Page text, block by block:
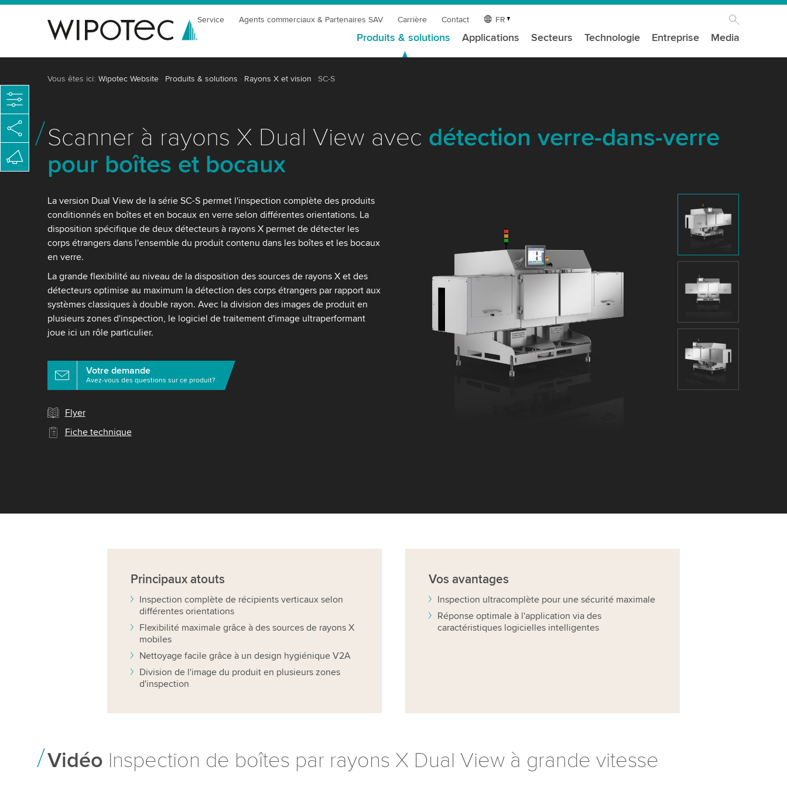
Service Agents commerciaux & Partenaires SAV Carrière Contact FR
Produits & solutions Applications Secteurs Technologie Entreprise Media
Vous êtes ici: Wipotec Website Produits & solutions Rayons X et vision SC-S
Scanner à rayons X Dual View avec détection verre-dans-verre
pour boîtes et bocaux
La version Dual View de la série SC-S permet l'inspection complète des produits
conditionnés en boîtes et en bocaux en verre selon différentes orientations. La
disposition spécifique de deux détecteurs à rayons X permet de détecter les
corps étrangers dans l'ensemble du produit contenu dans les boîtes et les bocaux
en verre.
La grande flexibilité au niveau de la disposition des sources de rayons X et des
détecteurs optimise au maximum la détection des corps étrangers par rapport aux
systèmes classiques à double rayon. Avec la division des images de produit en
plusieurs zones d'inspection, le logiciel de traitement d'image ultraperformant
joue ici un rôle particulier.
Votre demande
Avez-vous des questions sur ce produit?
Flyer
Fiche technique
Principaux atouts
Inspection complète de récipients verticaux selon
différentes orientations
Flexibilité maximale grâce à des sources de rayons X
mobiles
Nettoyage facile grâce à un design hygiénique V2A
Division de l'image du produit en plusieurs zones
d'inspection
Vosavantages
Inspection ultracomplète pour une sécurité maximale
Réponse optimale à l'application via des
caractéristiques logicielles intelligentes
Vidéo Inspection de boîtes par rayons X Dual View à grande vitesse